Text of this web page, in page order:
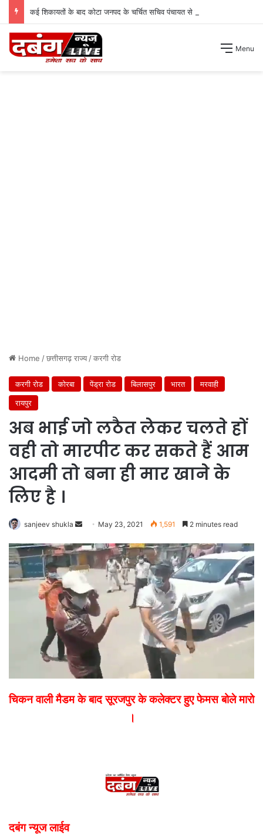
कई शिकायतों के बाद कोटा जनपद के चर्चित सचिव पंचायत से हटाए गए ।
Menu
Home /छत्तीसगढ़ राज्य/करगी रोड
करगी रोड कोरबा पेंड्रा रोड बिलासपुर भारत
मरवाही
रायपुर
अब भाई जो लठैत लेकर चलते हों
वही तो मारपीट कर सकते हैं आम
आदमी तो बना ही मार खाने के
लिए है ।
sanjeev shukla
Send
email
May 23, 2021 1,591 2 minutes read
चिकन वाली मैडम के बाद सूरजपुर के कलेक्टर हुए फेमस बोले मारो
।
दबंग न्यूज लाईव